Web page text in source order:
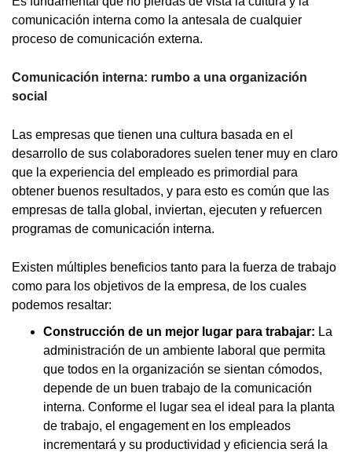
comunicación interna como la antesala de cualquier
proceso de comunicación externa.
Comunicación interna: rumbo a una organización
social
Las empresas que tienen una cultura basada en el
desarrollo de sus colaboradores suelen tener muy en claro
que la experiencia del empleado es primordial para
obtener buenos resultados, y para esto es común que las
empresas de talla global, inviertan, ejecuten y refuercen
programas de comunicación interna.
Existen múltiples beneficios tanto para la fuerza de trabajo
como para los objetivos de la empresa, de los cuales
podemos resaltar:
Construcción de un mejor lugar para trabajar: La
administración de un ambiente laboral que permita
que todos en la organización se sientan cómodos,
depende de un buen trabajo de la comunicación
interna. Conforme el lugar sea el ideal para la planta
de trabajo, el engagement en los empleados
incrementará y su productividad y eficiencia será la